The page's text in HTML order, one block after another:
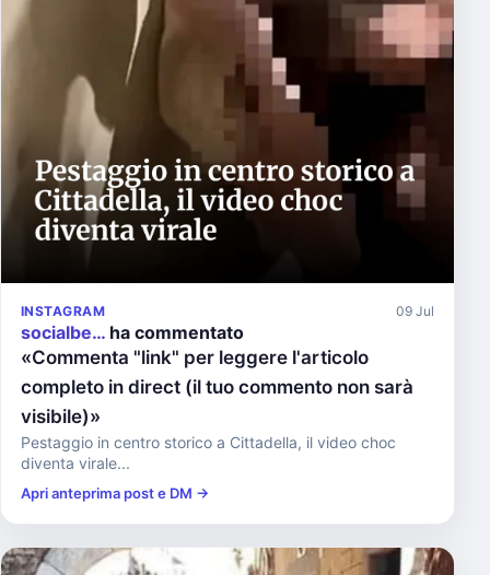
INSTAGRAM 09 Jul
socialbe… ha commentato
«Commenta "link" per leggere l'articolo
completo in direct (il tuo commento non sarà
visibile)»
Pestaggio in centro storico a Cittadella, il video choc
diventa virale...
Apri anteprima post e DM →